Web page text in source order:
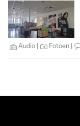
Audio Fotoen